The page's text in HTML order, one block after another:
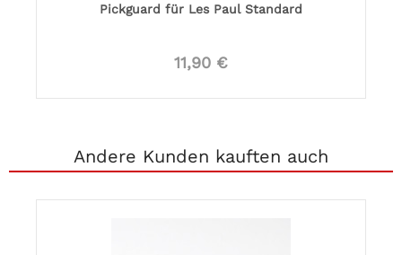
Pickguard für Les Paul Standard
11,90 €
Andere Kunden kauften auch